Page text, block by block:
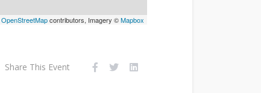
OpenStreetMapcontributors, Imagery ©Mapbox
Share This Event